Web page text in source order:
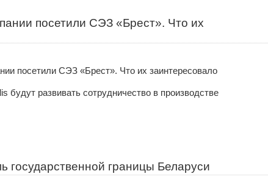
посетили СЭЗ «Брест». Что их
будут развивать сотрудничество в производстве
государственной границы Беларуси